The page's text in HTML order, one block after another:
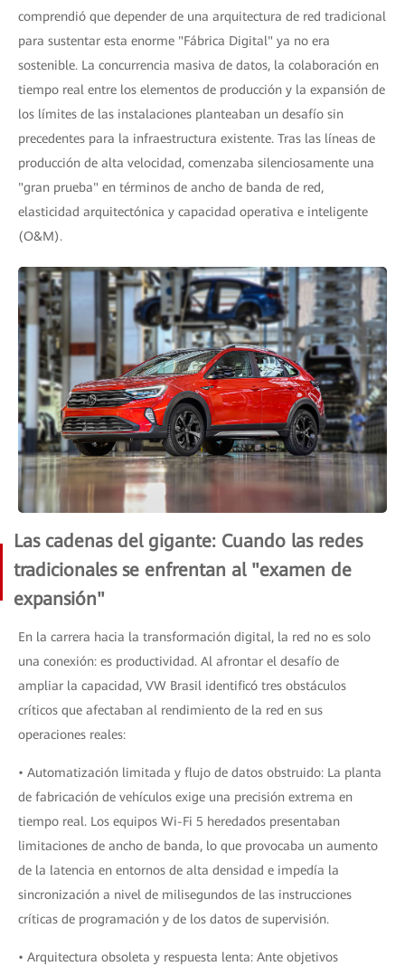
comprendió que depender de una arquitectura de red tradicional
para sustentar esta enorme "Fábrica Digital" ya no era
sostenible. La concurrencia masiva de datos, la colaboración en
tiempo real entre los elementos de producción y la expansión de
los límites de las instalaciones planteaban un desafío sin
precedentes para la infraestructura existente. Tras las líneas de
producción de alta velocidad, comenzaba silenciosamente una
"gran prueba" en términos de ancho de banda de red,
elasticidad arquitectónica y capacidad operativa e inteligente
(O&M).
Las cadenas del gigante: Cuando las redes
tradicionales se enfrentan al "examen de
expansión"
En la carrera hacia la transformación digital, la red no es solo
una conexión: es productividad. Al afrontar el desafío de
ampliar la capacidad, VW Brasil identificó tres obstáculos
críticos que afectaban al rendimiento de la red en sus
operaciones reales:
• Automatización limitada y flujo de datos obstruido: La planta
de fabricación de vehículos exige una precisión extrema en
tiempo real. Los equipos Wi-Fi 5 heredados presentaban
limitaciones de ancho de banda, lo que provocaba un aumento
de la latencia en entornos de alta densidad e impedía la
sincronización a nivel de milisegundos de las instrucciones
críticas de programación y de los datos de supervisión.
• Arquitectura obsoleta y respuesta lenta: Ante objetivos